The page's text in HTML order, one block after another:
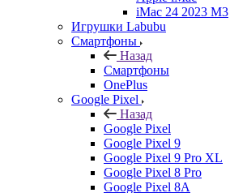
iMac 24 2023 M3
Игрушки Labubu
Смартфоны
Назад
Смартфоны
OnePlus
Google Pixel
Назад
Google Pixel
Google Pixel 9
Google Pixel 9 Pro XL
Google Pixel 8 Pro
Google Pixel 8A